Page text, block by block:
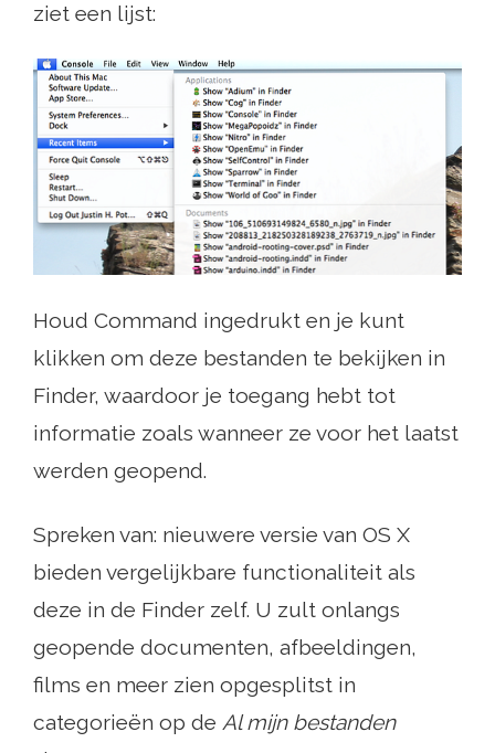
ziet een lijst:
Houd Command ingedrukt en je kunt
klikken om deze bestanden te bekijken in
Finder, waardoor je toegang hebt tot
informatie zoals wanneer ze voor het laatst
werden geopend.
Spreken van: nieuwere versie van OS X
bieden vergelijkbare functionaliteit als
deze in de Finder zelf. U zult onlangs
geopende documenten, afbeeldingen,
films en meer zien opgesplitst in
categorieën op de Al mijn bestanden